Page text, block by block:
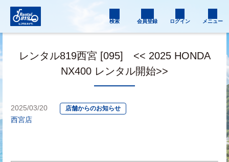
検索 会員登録 ログイン メニュー
レンタル819西宮 [095] << 2025 HONDA
NX400 レンタル開始>>
2025/03/20 店舗からのお知らせ
西宮店